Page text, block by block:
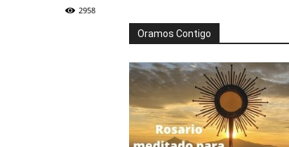
2958
Oramos Contigo